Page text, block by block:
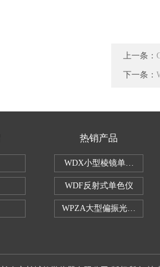
上一条：
下一条：
热销产品
WDX小型棱镜单色仪
WDF反射式单色仪
WPZA大型偏振光演示仪